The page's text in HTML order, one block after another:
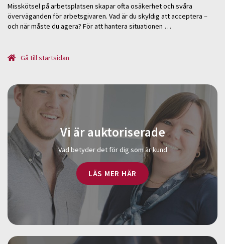
Misskötsel på arbetsplatsen skapar ofta osäkerhet och svåra
överväganden för arbetsgivaren. Vad är du skyldig att acceptera –
och när måste du agera? För att hantera situationen …
Gå till startsidan
Vi är auktoriserade
Vad betyder det för dig som är kund
LÄS MER HÄR